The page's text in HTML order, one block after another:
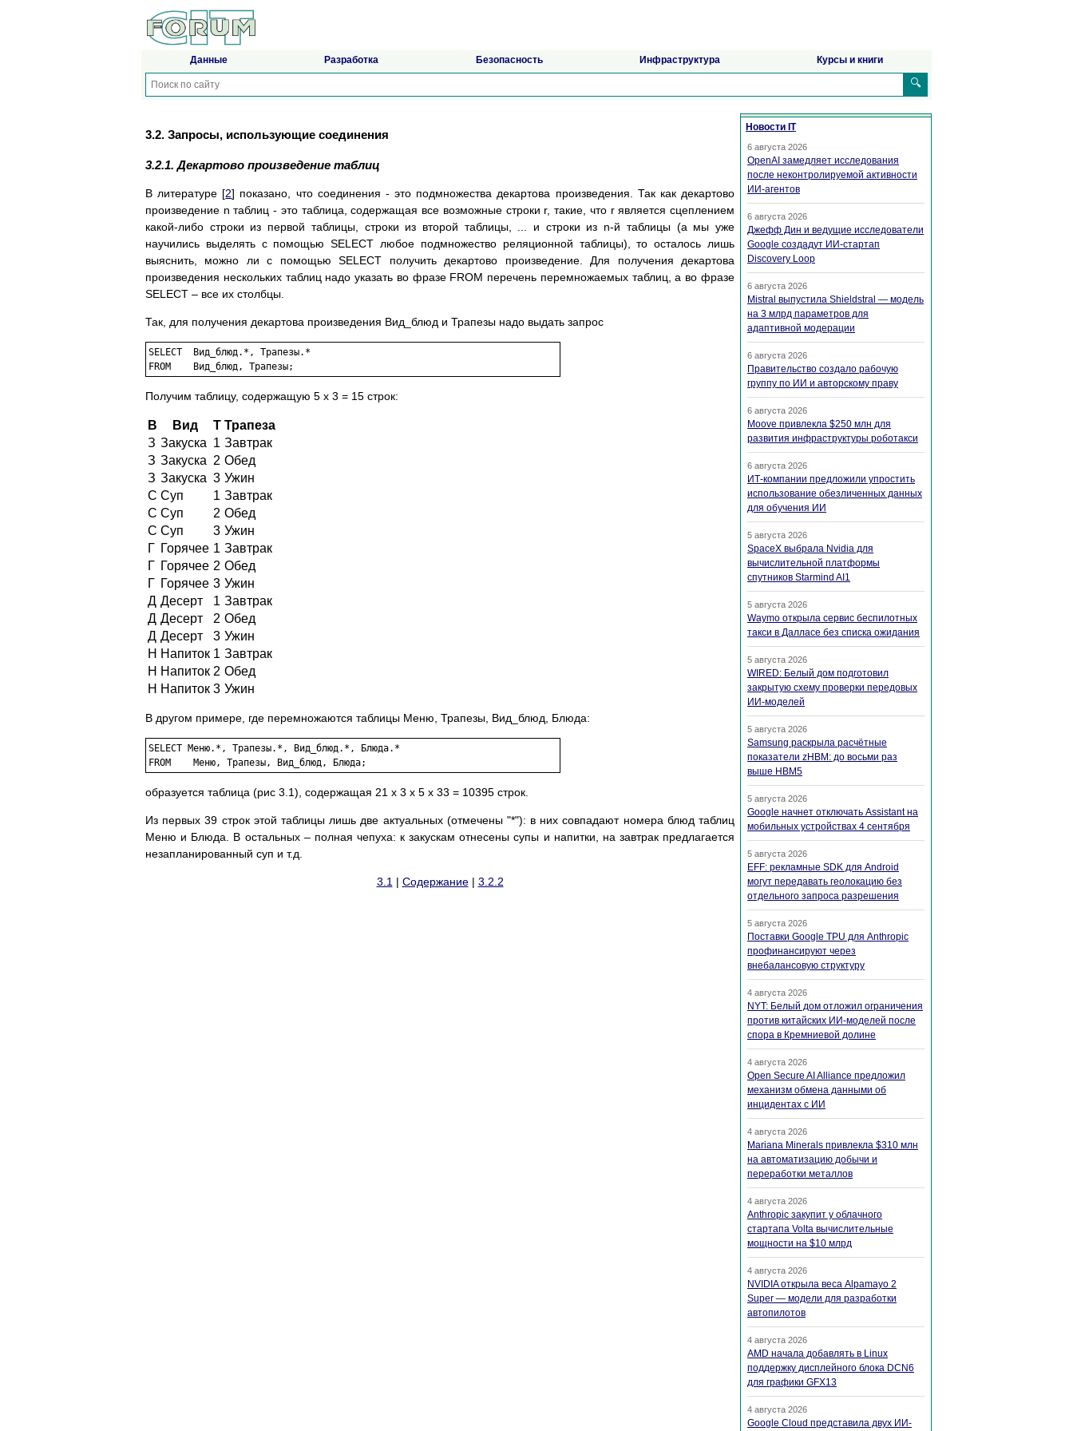
Данные Разработка Безопасность Инфраструктура Курсы и книги
🔍
3.2. Запросы, использующие соединения
3.2.1. Декартово произведение таблиц
В литературе [2] показано, что соединения - это подмножества декартова произведения. Так как декартово
произведение n таблиц - это таблица, содержащая все возможные строки r, такие, что r является сцеплением
какой-либо строки из первой таблицы, строки из второй таблицы, ... и строки из n-й таблицы (а мы уже
научились выделять с помощью SELECT любое подмножество реляционной таблицы), то осталось лишь
выяснить, можно ли с помощью SELECT получить декартово произведение. Для получения декартова
произведения нескольких таблиц надо указать во фразе FROM перечень перемножаемых таблиц, а во фразе
SELECT – все их столбцы.
Так, для получения декартова произведения Вид_блюд и Трапезы надо выдать запрос
SELECT	Вид_блюд.*, Трапезы.*
FROM	Вид_блюд, Трапезы;
Получим таблицу, содержащую 5 х 3 = 15 строк:
В Вид Т Трапеза
З Закуска 1 Завтрак
З Закуска 2 Обед
З Закуска 3 Ужин
С Суп 1 Завтрак
С Суп 2 Обед
С Суп 3 Ужин
Г Горячее 1 Завтрак
Г Горячее 2 Обед
Г Горячее 3 Ужин
Д Десерт 1 Завтрак
Д Десерт 2 Обед
Д Десерт 3 Ужин
Н Напиток 1 Завтрак
Н Напиток 2 Обед
Н Напиток 3 Ужин
В другом примере, где перемножаются таблицы Меню, Трапезы, Вид_блюд, Блюда:
SELECT Меню.*, Трапезы.*, Вид_блюд.*, Блюда.*
FROM	Меню, Трапезы, Вид_блюд, Блюда;
образуется таблица (рис 3.1), содержащая 21 х 3 х 5 х 33 = 10395 строк.
Из первых 39 строк этой таблицы лишь две актуальных (отмечены "*"): в них совпадают номера блюд таблиц
Меню и Блюда. В остальных – полная чепуха: к закускам отнесены супы и напитки, на завтрак предлагается
незапланированный суп и т.д.
3.1 | Содержание| 3.2.2
Новости IT
6 августа 2026
OpenAI замедляет исследования
после неконтролируемой активности
ИИ-агентов
6 августа 2026
Джефф Дин и ведущие исследователи
Google создадут ИИ-стартап
Discovery Loop
6 августа 2026
Mistral выпустила Shieldstral — модель
на 3 млрд параметров для
адаптивной модерации
6 августа 2026
Правительство создало рабочую
группу по ИИ и авторскому праву
6 августа 2026
Moove привлекла $250 млн для
развития инфраструктуры роботакси
6 августа 2026
ИТ-компании предложили упростить
использование обезличенных данных
для обучения ИИ
5 августа 2026
SpaceX выбрала Nvidia для
вычислительной платформы
спутников Starmind AI1
5 августа 2026
Waymo открыла сервис беспилотных
такси в Далласе без списка ожидания
5 августа 2026
WIRED: Белый дом подготовил
закрытую схему проверки передовых
ИИ-моделей
5 августа 2026
Samsung раскрыла расчётные
показатели zHBM: до восьми раз
выше HBM5
5 августа 2026
Google начнет отключать Assistant на
мобильных устройствах 4 сентября
5 августа 2026
EFF: рекламные SDK для Android
могут передавать геолокацию без
отдельного запроса разрешения
5 августа 2026
Поставки Google TPU для Anthropic
профинансируют через
внебалансовую структуру
4 августа 2026
NYT: Белый дом отложил ограничения
против китайских ИИ-моделей после
спора в Кремниевой долине
4 августа 2026
Open Secure AI Alliance предложил
механизм обмена данными об
инцидентах с ИИ
4 августа 2026
Mariana Minerals привлекла $310 млн
на автоматизацию добычи и
переработки металлов
4 августа 2026
Anthropic закупит у облачного
стартапа Volta вычислительные
мощности на $10 млрд
4 августа 2026
NVIDIA открыла веса Alpamayo 2
Super — модели для разработки
автопилотов
4 августа 2026
AMD начала добавлять в Linux
поддержку дисплейного блока DCN6
для графики GFX13
4 августа 2026
Google Cloud представила двух ИИ-